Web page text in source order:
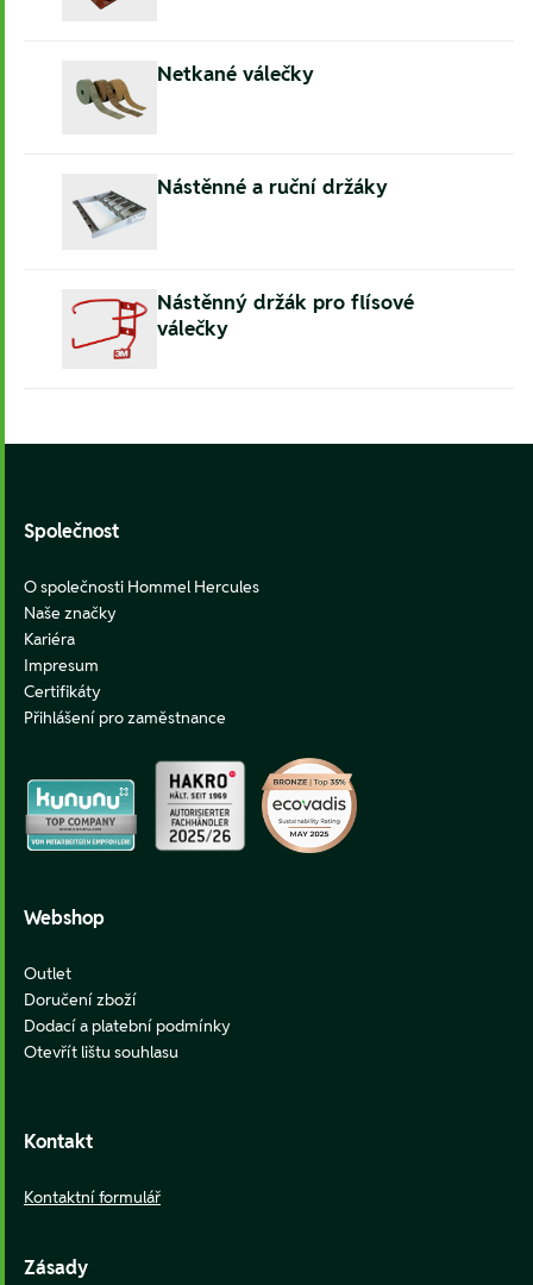
Netkané válečky
Nástěnné a ruční držáky
Nástěnný držák pro flísové
válečky
Společnost
O společnosti Hommel Hercules
Naše značky
Kariéra
Impresum
Certifikáty
Přihlášení pro zaměstnance
Webshop
Outlet
Doručení zboží
Dodací a platební podmínky
Otevřít lištu souhlasu
Kontakt
Kontaktní formulář
Zásady